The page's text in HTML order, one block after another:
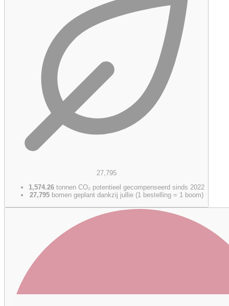
27,795
1,574.26 tonnen CO₂ potentieel gecompenseerd sinds 2022
27,795 bomen geplant dankzij jullie (1 bestelling = 1 boom)